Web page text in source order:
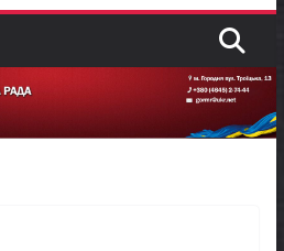
за товари, придбані
Верховної Ради України з
опитування щодо
осіб з інвалідністю на працю